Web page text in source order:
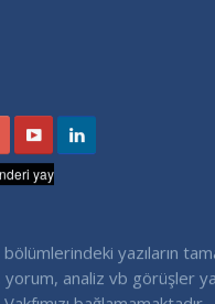
yazıların
analiz vb görüşler